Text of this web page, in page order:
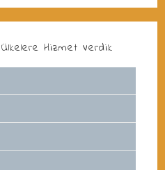
Hizmet Verdik